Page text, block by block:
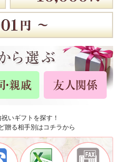
いギフトを探す！
贈る相手別はコチラから